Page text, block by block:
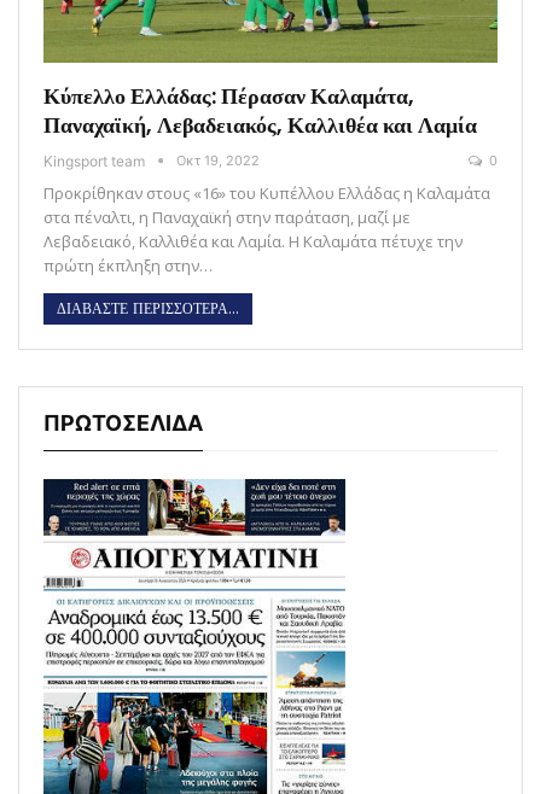
Κύπελλο Ελλάδας: Πέρασαν Καλαμάτα,
Παναχαϊκή, Λεβαδειακός, Καλλιθέα και Λαμία
Kingsport team Οκτ 19, 2022 0
Προκρίθηκαν στους «16» του Κυπέλλου Ελλάδας η Καλαμάτα
στα πέναλτι, η Παναχαϊκή στην παράταση, μαζί με
Λεβαδειακό, Καλλιθέα και Λαμία. Η Καλαμάτα πέτυχε την
πρώτη έκπληξη στην…
ΔΙΑΒΑΣΤΕ ΠΕΡΙΣΣΟΤΕΡΑ...
ΠΡΩΤΟΣΕΛΙΔΑ